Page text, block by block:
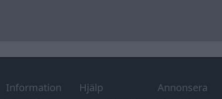
Information Hjälp Annonsera